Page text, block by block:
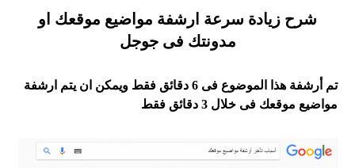
شرح زيادة سرعة ارشفة مواضيع موقعك او
مدونتك فى جوجل
تم أرشفة هذا الموضوع فى 6 دقائق فقط ويمكن ان يتم ارشفة
مواضيع موقعك فى خلال 3 دقائق فقط